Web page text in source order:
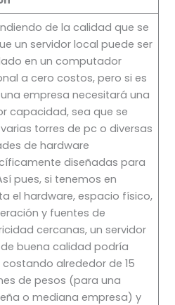
de la calidad que se
un servidor local puede ser
en un computador
a cero costos, pero si es
empresa necesitará una
capacidad, sea que se
torres de pc o diversas
de hardware
diseñadas para
pues, si tenemos en
el hardware, espacio físico,
y fuentes de
cercanas, un servidor
buena calidad podría
alrededor de 15
de pesos (para una
o mediana empresa) y